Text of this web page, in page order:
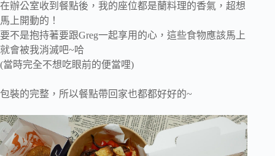
在辦公室收到餐點後，我的座位都是蘭料理的香氣，超想
馬上開動的！
要不是抱持著要跟Greg一起享用的心，這些食物應該馬上
就會被我消滅吧~哈
(當時完全不想吃眼前的便當哩)
包裝的完整，所以餐點帶回家也都都好好的~